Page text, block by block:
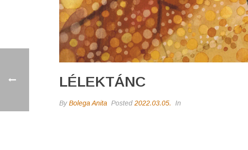
LÉLEKTÁNC
ByBolega Anita Posted 2022.03.05. In